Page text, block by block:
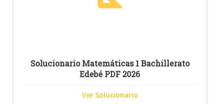
Solucionario Matemáticas 1 Bachillerato
Edebé PDF 2026
Ver Solucionario